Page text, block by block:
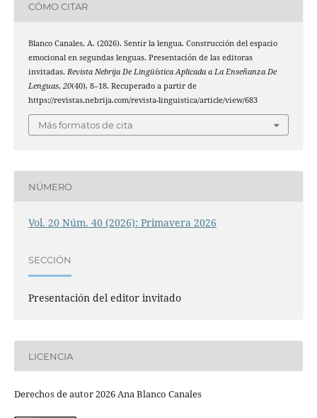
CÓMO CITAR
Blanco Canales, A. (2026). Sentir la lengua. Construcción del espacio
emocional en segundas lenguas. Presentación de las editoras
invitadas. Revista Nebrija De Lingüística Aplicada a La Enseñanza De
Lenguas, 20(40), 8–18. Recuperado a partir de
https://revistas.nebrija.com/revista-linguistica/article/view/683
Más formatos de cita
NÚMERO
Vol. 20 Núm. 40 (2026): Primavera 2026
SECCIÓN
Presentación del editor invitado
LICENCIA
Derechos de autor 2026 Ana Blanco Canales